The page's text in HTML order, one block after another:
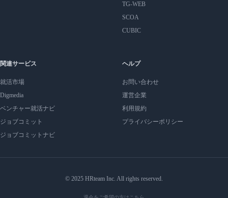
TG-WEB
SCOA
CUBIC
関連サービス
就活市場
Digmedia
ベンチャー就活ナビ
ジョブコミット
ジョブコミットナビ
ヘルプ
お問い合わせ
運営企業
利用規約
プライバシーポリシー
© 2025 HRteam Inc. All rights reserved.